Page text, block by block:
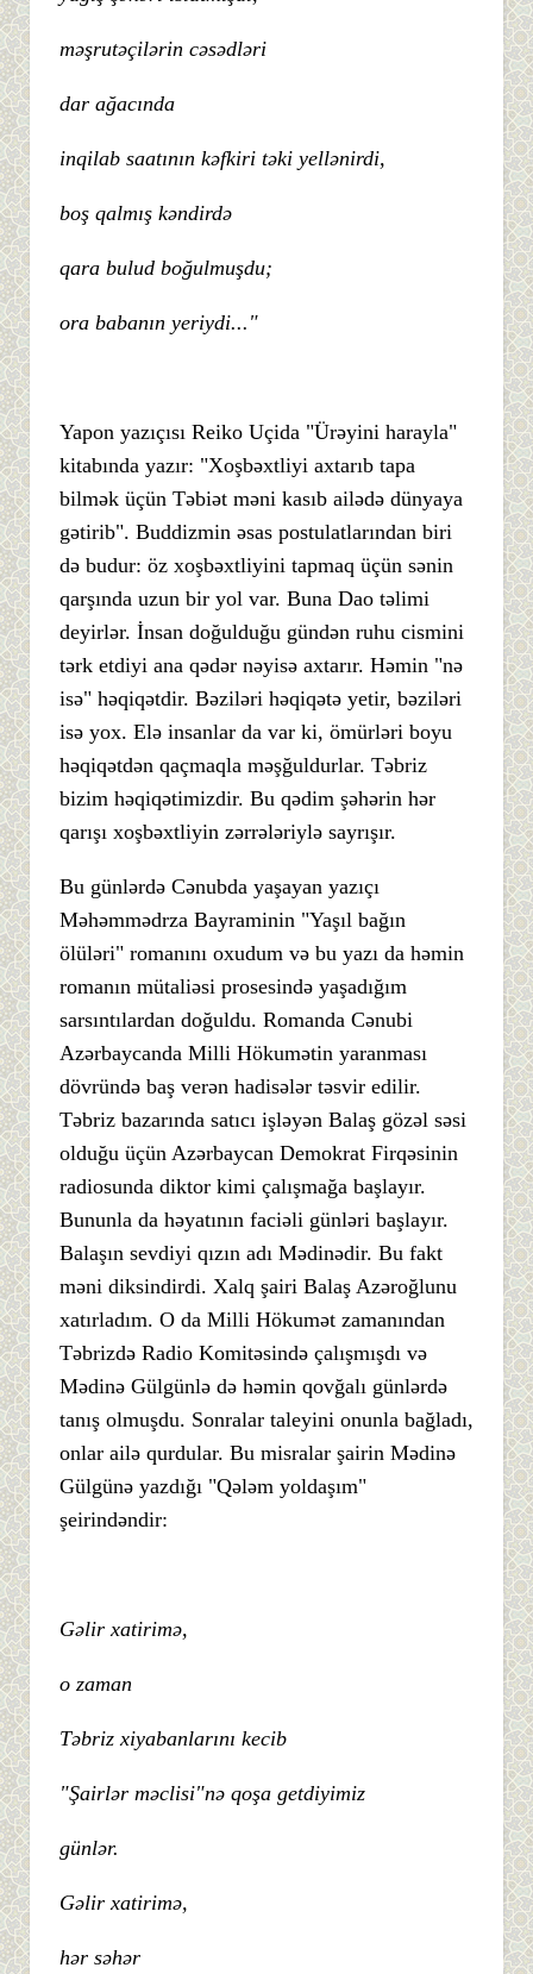
məşrutəçilərin cəsədləri
dar ağacında
inqilab saatının kəfkiri təki yellənirdi,
boş qalmış kəndirdə
qara bulud boğulmuşdu;
ora babanın yeriydi..."
Yapon yazıçısı Reiko Uçida "Ürəyini harayla"
kitabında yazır: "Xoşbəxtliyi axtarıb tapa
bilmək üçün Təbiət məni kasıb ailədə dünyaya
gətirib". Buddizmin əsas postulatlarından biri
də budur: öz xoşbəxtliyini tapmaq üçün sənin
qarşında uzun bir yol var. Buna Dao təlimi
deyirlər. İnsan doğulduğu gündən ruhu cismini
tərk etdiyi ana qədər nəyisə axtarır. Həmin "nə
isə" həqiqətdir. Bəziləri həqiqətə yetir, bəziləri
isə yox. Elə insanlar da var ki, ömürləri boyu
həqiqətdən qaçmaqla məşğuldurlar. Təbriz
bizim həqiqətimizdir. Bu qədim şəhərin hər
qarışı xoşbəxtliyin zərrələriylə sayrışır.
Bu günlərdə Cənubda yaşayan yazıçı
Məhəmmədrza Bayraminin "Yaşıl bağın
ölüləri" romanını oxudum və bu yazı da həmin
romanın mütaliəsi prosesində yaşadığım
sarsıntılardan doğuldu. Romanda Cənubi
Azərbaycanda Milli Hökumətin yaranması
dövründə baş verən hadisələr təsvir edilir.
Təbriz bazarında satıcı işləyən Balaş gözəl səsi
olduğu üçün Azərbaycan Demokrat Firqəsinin
radiosunda diktor kimi çalışmağa başlayır.
Bununla da həyatının faciəli günləri başlayır.
Balaşın sevdiyi qızın adı Mədinədir. Bu fakt
məni diksindirdi. Xalq şairi Balaş Azəroğlunu
xatırladım. O da Milli Hökumət zamanından
Təbrizdə Radio Komitəsində çalışmışdı və
Mədinə Gülgünlə də həmin qovğalı günlərdə
tanış olmuşdu. Sonralar taleyini onunla bağladı,
onlar ailə qurdular. Bu misralar şairin Mədinə
Gülgünə yazdığı "Qələm yoldaşım"
şeirindəndir:
Gəlir xatirimə,
o zaman
Təbriz xiyabanlarını kecib
"Şairlər məclisi"nə qoşa getdiyimiz
günlər.
Gəlir xatirimə,
hər səhər